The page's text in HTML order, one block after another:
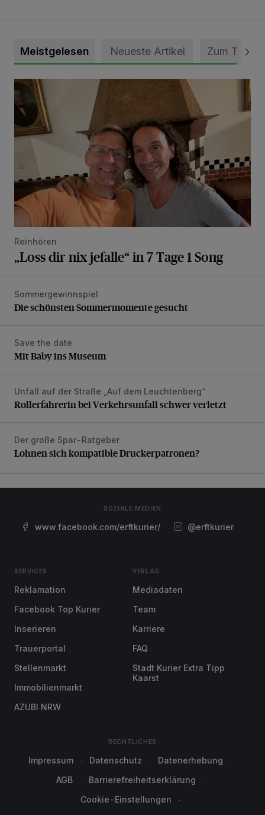
Meistgelesen Neueste Artikel Zum Thema
„Loss dir nix jefalle“ in 7 Tage 1 Song
Reinhören
„Loss dir nix jefalle“ in 7 Tage 1 Song
Die schönsten Sommermomente gesucht
Sommergewinnspiel
Die schönsten Sommermomente gesucht
Mit Baby ins Museum
Save the date
Mit Baby ins Museum
Rollerfahrerin bei Verkehrsunfall schwer verletzt
Unfall auf der Straße „Auf dem Leuchtenberg“
Rollerfahrerin bei Verkehrsunfall schwer verletzt
Lohnen sich kompatible Druckerpatronen?
Der große Spar-Ratgeber
Lohnen sich kompatible Druckerpatronen?
SOZIALE MEDIEN
www.facebook.com/erftkurier/ @erftkurier
SERVICES
Reklamation
Facebook Top Kurier
Inserieren
Trauerportal
Stellenmarkt
Immobilienmarkt
AZUBI NRW
VERLAG
Mediadaten
Team
Karriere
FAQ
Stadt Kurier Extra Tipp
Kaarst
RECHTLICHES
Impressum Datenschutz
Datenerhebung
AGB
Barrierefreiheitserklärung
Cookie-Einstellungen